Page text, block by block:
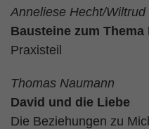
Anneliese Hecht/
Bausteine zum Thema
Praxisteil
Thomas Naumann
David und die Liebe
Die Beziehungen zu